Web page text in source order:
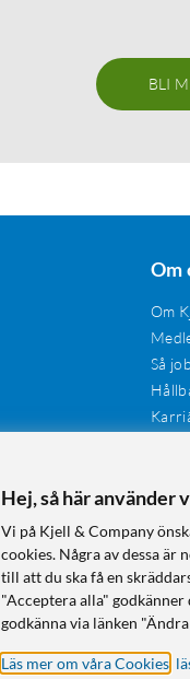
BLI
Om
Om
Så
Hej, så här använder
Vi på Kjell & Company
cookies. Några av dessa
till att du ska få en
"Acceptera alla" godkänner
godkänna via länken
Läs mer om våra Cookies